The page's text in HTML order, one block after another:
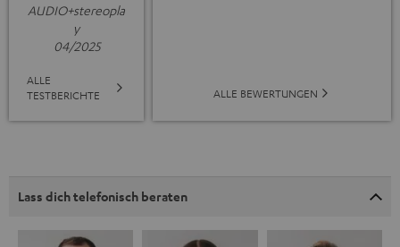
AUDIO+stereopla
y
04/2025
ALLE
TESTBERICHTE
ALLE BEWERTUNGEN
Lass dich telefonisch beraten